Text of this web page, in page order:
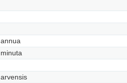
annua
minuta
arvensis